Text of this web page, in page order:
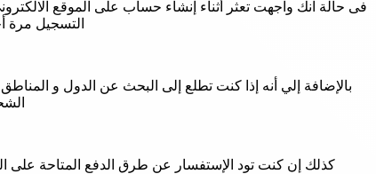
فى حالة انك واجهت تعثر أثناء إنشاء حساب على الموقع
التسجيل مرة
كذلك إن كنت تود الإستفسار عن طرق الدفع المتاحة على